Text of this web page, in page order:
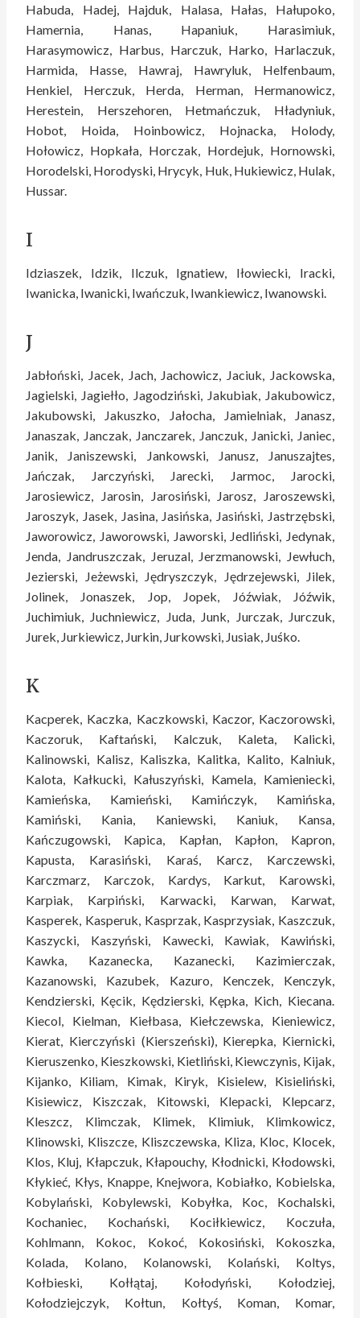
Habuda, Hadej, Hajduk, Halasa, Hałas, Hałupoko,
Hamernia, Hanas, Hapaniuk, Harasimiuk,
Harasymowicz, Harbus, Harczuk, Harko, Harlaczuk,
Harmida, Hasse, Hawraj, Hawryluk, Helfenbaum,
Henkiel, Herczuk, Herda, Herman, Hermanowicz,
Herestein, Herszehoren, Hetmańczuk, Hładyniuk,
Hobot, Hoida, Hoinbowicz, Hojnacka, Holody,
Hołowicz, Hopkała, Horczak, Hordejuk, Hornowski,
Horodelski, Horodyski, Hrycyk, Huk, Hukiewicz, Hulak,
Hussar.
I
Idziaszek, Idzik, Ilczuk, Ignatiew, Iłowiecki, Iracki,
Iwanicka, Iwanicki, Iwańczuk, Iwankiewicz, Iwanowski.
J
Jabłoński, Jacek, Jach, Jachowicz, Jaciuk, Jackowska,
Jagielski, Jagiełło, Jagodziński, Jakubiak, Jakubowicz,
Jakubowski, Jakuszko, Jałocha, Jamielniak, Janasz,
Janaszak, Janczak, Janczarek, Janczuk, Janicki, Janiec,
Janik, Janiszewski, Jankowski, Janusz, Januszajtes,
Jańczak, Jarczyński, Jarecki, Jarmoc, Jarocki,
Jarosiewicz, Jarosin, Jarosiński, Jarosz, Jaroszewski,
Jaroszyk, Jasek, Jasina, Jasińska, Jasiński, Jastrzębski,
Jaworowicz, Jaworowski, Jaworski, Jedliński, Jedynak,
Jenda, Jandruszczak, Jeruzal, Jerzmanowski, Jewłuch,
Jezierski, Jeżewski, Jędryszczyk, Jędrzejewski, Jilek,
Jolinek, Jonaszek, Jop, Jopek, Jóźwiak, Jóźwik,
Juchimiuk, Juchniewicz, Juda, Junk, Jurczak, Jurczuk,
Jurek, Jurkiewicz, Jurkin, Jurkowski, Jusiak, Juśko.
K
Kacperek, Kaczka, Kaczkowski, Kaczor, Kaczorowski,
Kaczoruk, Kaftański, Kalczuk, Kaleta, Kalicki,
Kalinowski, Kalisz, Kaliszka, Kalitka, Kalito, Kalniuk,
Kalota, Kałkucki, Kałuszyński, Kamela, Kamieniecki,
Kamieńska, Kamieński, Kamińczyk, Kamińska,
Kamiński, Kania, Kaniewski, Kaniuk, Kansa,
Kańczugowski, Kapica, Kapłan, Kapłon, Kapron,
Kapusta, Karasiński, Karaś, Karcz, Karczewski,
Karczmarz, Karczok, Kardys, Karkut, Karowski,
Karpiak, Karpiński, Karwacki, Karwan, Karwat,
Kasperek, Kasperuk, Kasprzak, Kasprzysiak, Kaszczuk,
Kaszycki, Kaszyński, Kawecki, Kawiak, Kawiński,
Kawka, Kazanecka, Kazanecki, Kazimierczak,
Kazanowski, Kazubek, Kazuro, Kenczek, Kenczyk,
Kendzierski, Kęcik, Kędzierski, Kępka, Kich, Kiecana.
Kiecol, Kielman, Kiełbasa, Kiełczewska, Kieniewicz,
Kierat, Kierczyński (Kierszeński), Kierepka, Kiernicki,
Kieruszenko, Kieszkowski, Kietliński, Kiewczynis, Kijak,
Kijanko, Kiliam, Kimak, Kiryk, Kisielew, Kisieliński,
Kisiewicz, Kiszczak, Kitowski, Klepacki, Klepcarz,
Kleszcz, Klimczak, Klimek, Klimiuk, Klimkowicz,
Klinowski, Kliszcze, Kliszczewska, Kliza, Kloc, Klocek,
Klos, Kluj, Kłapczuk, Kłapouchy, Kłodnicki, Kłodowski,
Kłykieć, Kłys, Knappe, Knejwora, Kobiałko, Kobielska,
Kobylański, Kobylewski, Kobyłka, Koc, Kochalski,
Kochaniec, Kochański, Kociłkiewicz, Koczuła,
Kohlmann, Kokoc, Kokoć, Kokosiński, Kokoszka,
Kolada, Kolano, Kolanowski, Kolański, Koltys,
Kołbieski, Kołłątaj, Kołodyński, Kołodziej,
Kołodziejczyk, Kołtun, Kołtyś, Koman, Komar,